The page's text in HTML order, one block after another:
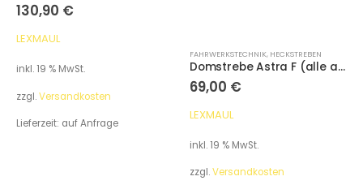
130,90 €
LEXMAUL
inkl. 19 % MwSt.
zzgl.Versandkosten
Lieferzeit: auf Anfrage
FAHRWERKSTECHNIK, HECKSTREBEN
Domstrebe Astra F (alle außer Caravan) hinten
69,00 €
LEXMAUL
inkl. 19 % MwSt.
zzgl.Versandkosten